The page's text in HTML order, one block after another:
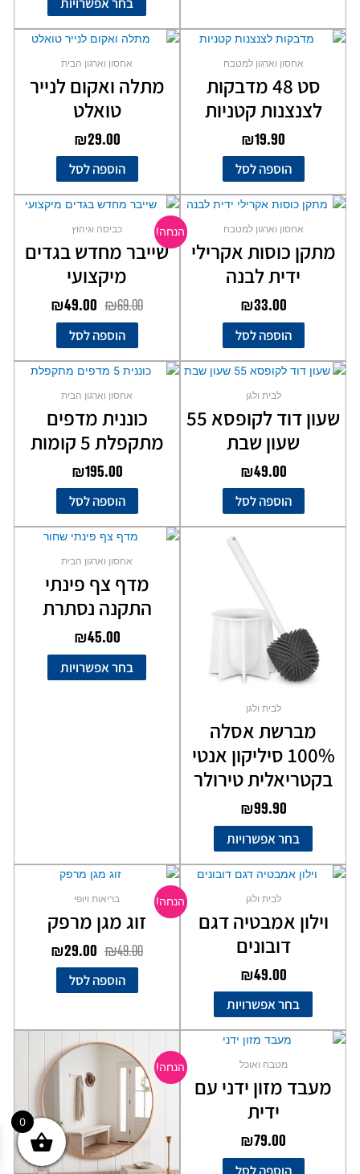
אחסון וארגון למטבח
סט 48 מדבקות
לצנצנות קטניות
₪19.90
הוספה לסל
אחסון וארגון הבית
מתלה ואקום לנייר
טואלט
₪29.00
הוספה לסל
אחסון וארגון למטבח
מתקן כוסות אקרילי
ידית לבנה
₪33.00
הוספה לסל
הנחה! כביסה וגיהוץ
שייבר מחדש בגדים
מיקצועי
₪69.00
המחיר
המקורי
₪69.00.
₪49.00
המחיר
₪49.00.
הוספה לסל
לבית ולגן
שעון דוד לקופסא 55
שעון שבת
₪49.00
הוספה לסל
אחסון וארגון הבית
כוננית מדפים
מתקפלת 5 קומות
₪195.00
הוספה לסל
לבית ולגן
מברשת אסלה
100% סיליקון אנטי
בקטריאלית טירולר
₪99.90
בחר אפשרויות
האפשרויות
אחסון וארגון הבית
מדף צף פינתי
התקנה נסתרת
₪45.00
בחר אפשרויות
למוצר
מספר
סוגים.
את
לבית ולגן
וילון אמבטיה דגם
דובונים
₪49.00
בחר אפשרויות
למוצר
מספר
את
האפשרויות
בעמוד
הנחה! בריאות ויופי
זוג מגן מרפק
₪49.00
המחיר
₪49.00.
₪29.00
₪29.00.
הוספה לסל
מטבח ואוכל
מעבד מזון ידני עם
ידית
₪79.00
הוספה לסל
הנחה!
המחיר
המקורי
היה:
₪169.00.
הוא:
0